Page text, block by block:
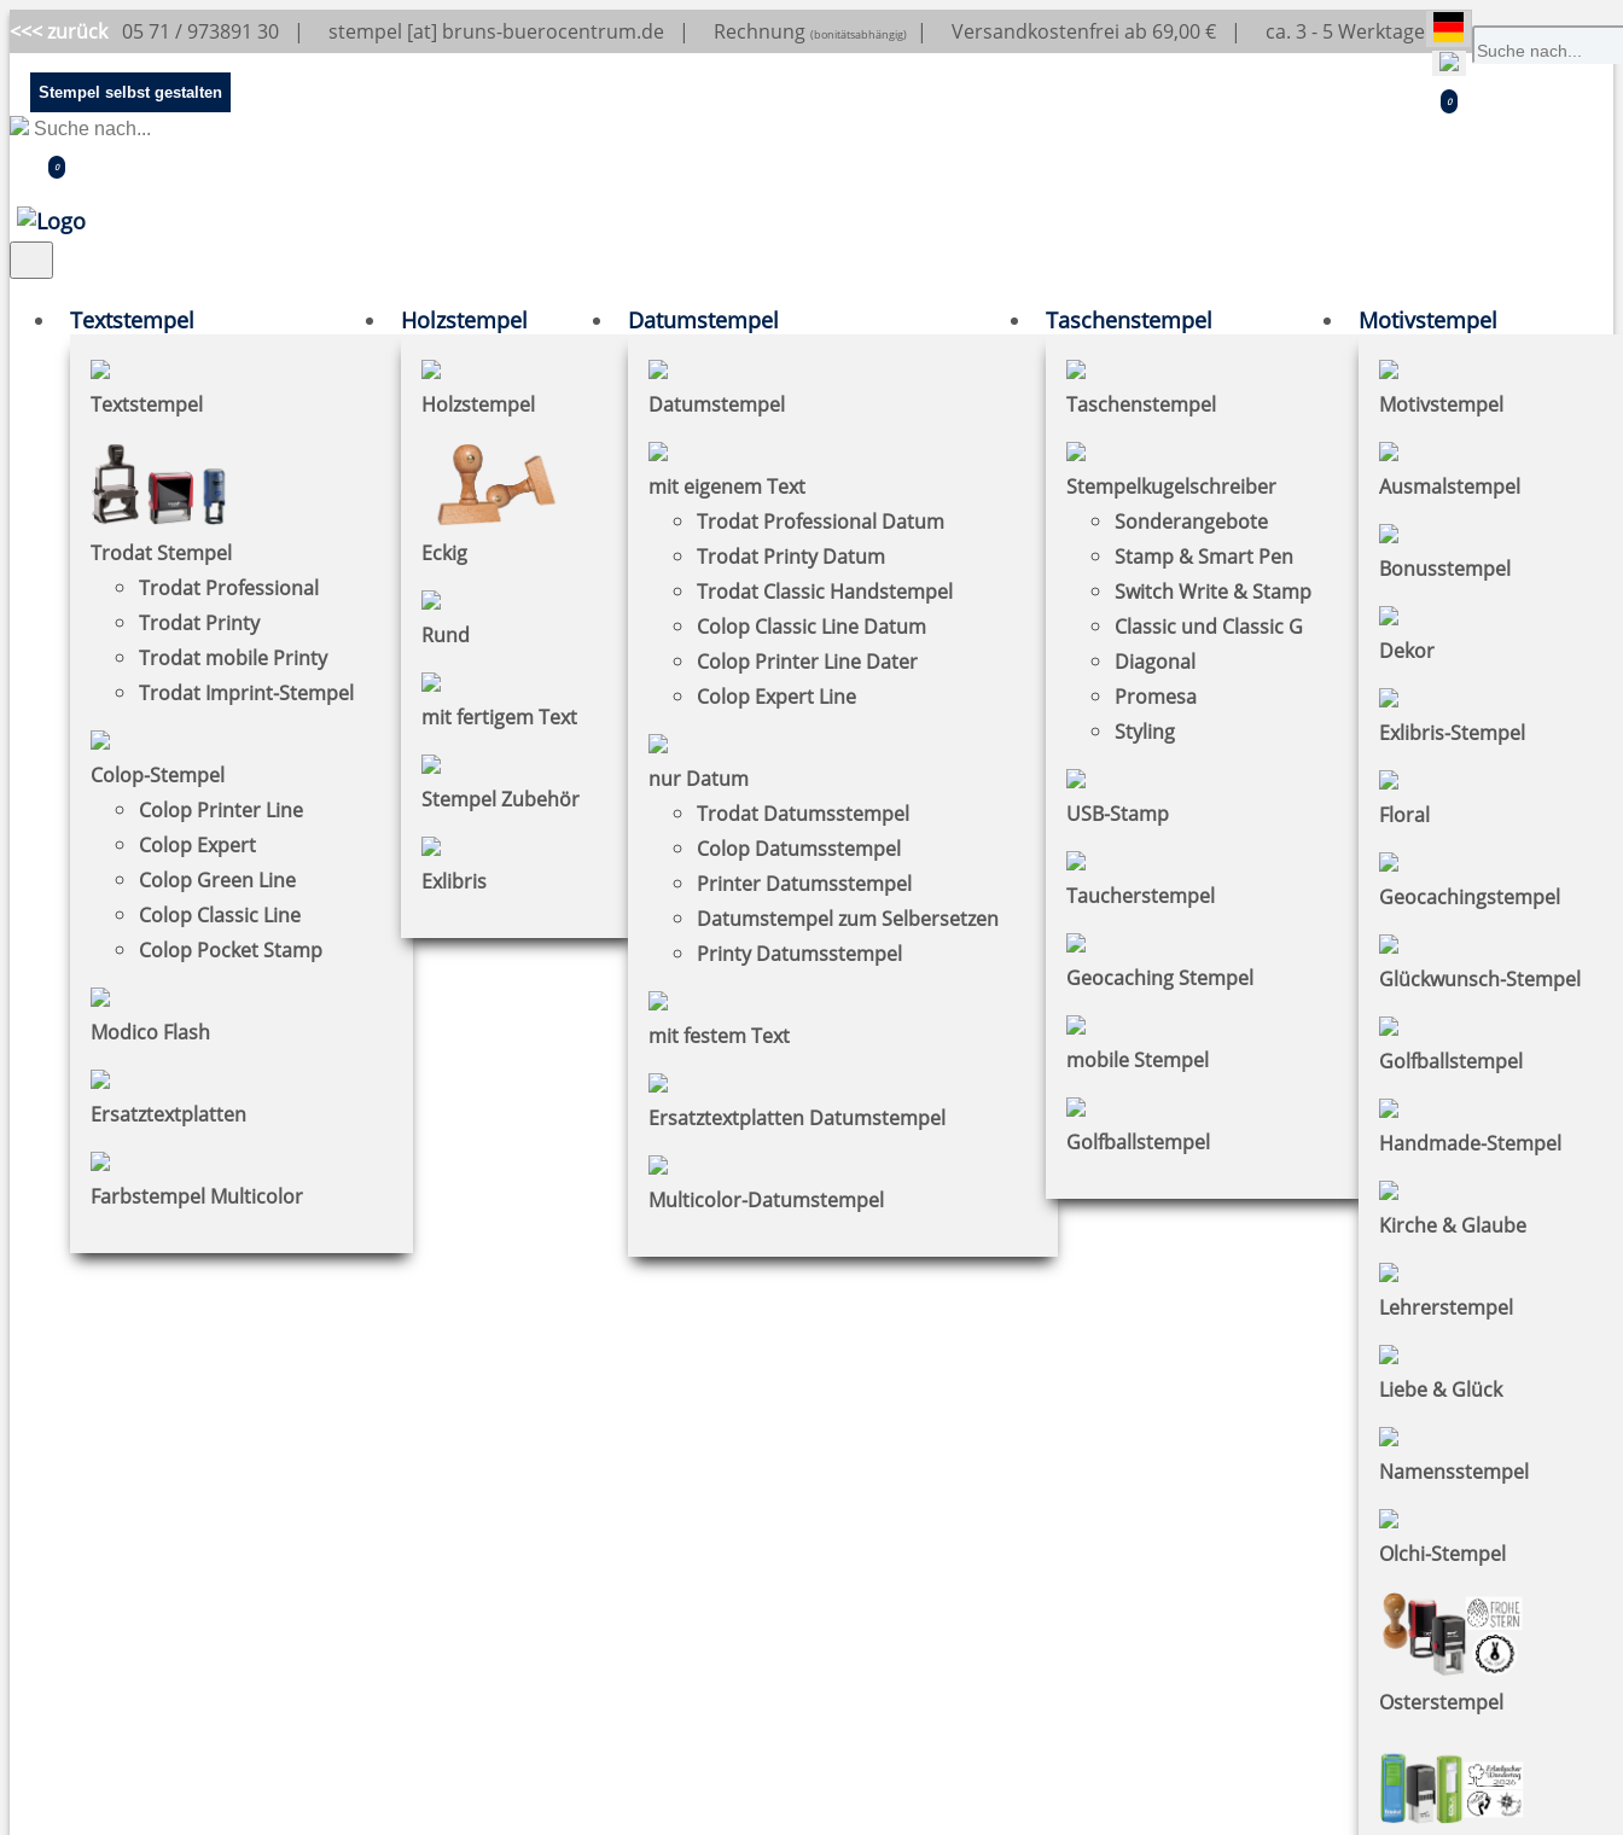
<<< zurück 05 71 / 973891 30 | stempel [at] bruns-buerocentrum.de | Rechnung (bonitätsabhängig) | Versandkostenfrei ab 69,00 € | ca. 3 - 5 Werktage
0
Stempel selbst gestalten
0
Textstempel
Textstempel
Trodat Stempel
Trodat Professional
Trodat Printy
Trodat mobile Printy
Trodat Imprint-Stempel
Colop-Stempel
Colop Printer Line
Colop Expert
Colop Green Line
Colop Classic Line
Colop Pocket Stamp
Modico Flash
Ersatztextplatten
Farbstempel Multicolor
Holzstempel
Holzstempel
Eckig
Rund
mit fertigem Text
Stempel Zubehör
Exlibris
Datumstempel
Datumstempel
mit eigenem Text
Trodat Professional Datum
Trodat Printy Datum
Trodat Classic Handstempel
Colop Classic Line Datum
Colop Printer Line Dater
Colop Expert Line
nur Datum
Trodat Datumsstempel
Colop Datumsstempel
Printer Datumsstempel
Datumstempel zum Selbersetzen
Printy Datumsstempel
mit festem Text
Ersatztextplatten Datumstempel
Multicolor-Datumstempel
Taschenstempel
Taschenstempel
Stempelkugelschreiber
Sonderangebote
Stamp & Smart Pen
Switch Write & Stamp
Classic und Classic G
Diagonal
Promesa
Styling
USB-Stamp
Taucherstempel
Geocaching Stempel
mobile Stempel
Golfballstempel
Motivstempel
Motivstempel
Ausmalstempel
Bonusstempel
Dekor
Exlibris-Stempel
Floral
Geocachingstempel
Glückwunsch-Stempel
Golfballstempel
Handmade-Stempel
Kirche & Glaube
Lehrerstempel
Liebe & Glück
Namensstempel
Olchi-Stempel
Osterstempel